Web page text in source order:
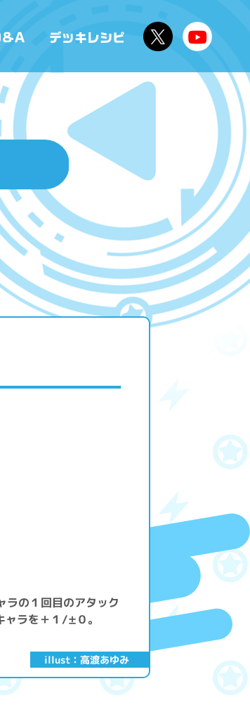
illust：高渡あゆみ
ラの１回目のアタック
ラを＋１/±０。